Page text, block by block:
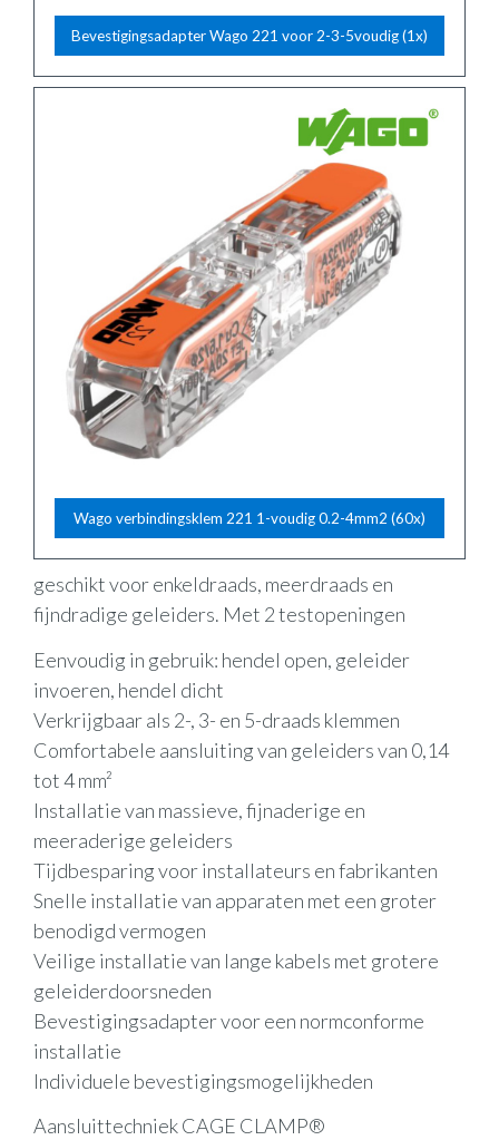
Bevestigingsadapter Wago 221 voor 2-3-5voudig (1x)
Wago verbindingsklem 221 1-voudig 0.2-4mm2 (60x)
geschikt voor enkeldraads, meerdraads en
fijndradige geleiders. Met 2 testopeningen
Eenvoudig in gebruik: hendel open, geleider
invoeren, hendel dicht
Verkrijgbaar als 2-, 3- en 5-draads klemmen
Comfortabele aansluiting van geleiders van 0,14
tot 4 mm²
Installatie van massieve, fijnaderige en
meeraderige geleiders
Tijdbesparing voor installateurs en fabrikanten
Snelle installatie van apparaten met een groter
benodigd vermogen
Veilige installatie van lange kabels met grotere
geleiderdoorsneden
Bevestigingsadapter voor een normconforme
installatie
Individuele bevestigingsmogelijkheden
Aansluittechniek CAGE CLAMP®